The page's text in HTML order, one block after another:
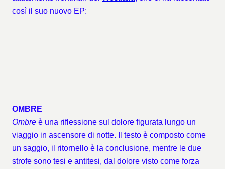
così il suo nuovo EP:
OMBRE
Ombre è una riflessione sul dolore figurata lungo un
viaggio in ascensore di notte. Il testo è composto come
un saggio, il ritornello è la conclusione, mentre le due
strofe sono tesi e antitesi, dal dolore visto come forza